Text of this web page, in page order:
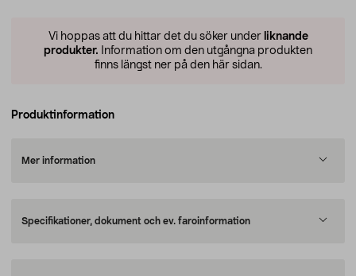
Vi hoppas att du hittar det du söker under liknande
produkter. Information om den utgångna produkten
finns längst ner på den här sidan.
Produktinformation
Mer information
Specifikationer, dokument och ev. faroinformation